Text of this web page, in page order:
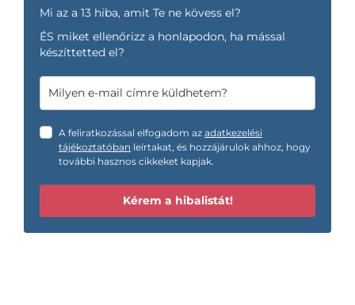
Mi az a 13 hiba, amit Te ne kövess el?
ÉS miket ellenőrizz a honlapodon, ha mással
készíttetted el?
A feliratkozással elfogadom az adatkezelési
tájékoztatóban leírtakat, és hozzájárulok ahhoz, hogy
további hasznos cikkeket kapjak.
Kérem a hibalistát!